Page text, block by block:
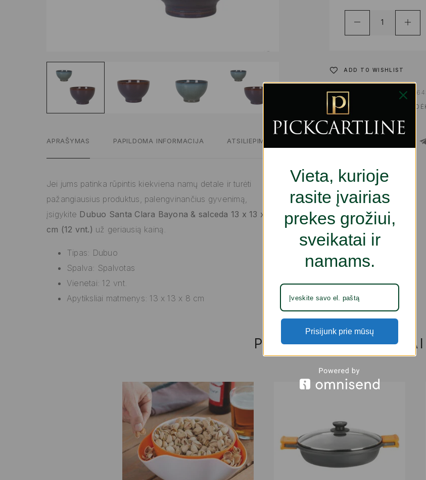
APRAŠYMAS PAPILDOMA INFORMACIJA ATSILIEPIMAI
Jei jums patinka rūpintis kiekviena namų detale ir turėti
pažangiausius produktus, palengvinančius gyvenimą,
įsigykite Dubuo Santa Clara Bayona & salceda 13 x 13 x 8
cm (12 vnt.) už geriausią kainą.
Tipas: Dubuo
Spalva: Spalvotas
Vienetai: 12 vnt.
Apytiksliai matmenys: 13 x 13 x 8 cm
ADD TO WISHLIST
PRODUKTO KODAS:
KATEGORIJOS:
INDAI,
REIKMENYS
PANAŠŪS PRODUKTAI
Vieta, kurioje
rasite įvairias
prekes grožiui,
sveikatai ir
namams.
Prisijunk prie mūsų